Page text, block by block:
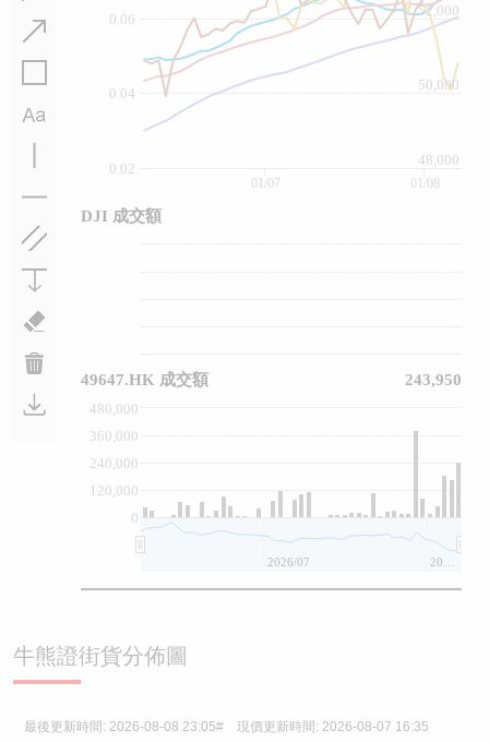
0.02
0.04
0.06
48,000
50,000
52,000
0
120,000
240,000
360,000
480,000
01/07 01/08
2026/07
DJI 成交額
49647.HK 成交額 243,950
牛熊證街貨分佈圖
最後更新時間: 2026-08-08 23:05# 現價更新時間: 2026-08-07 16:35